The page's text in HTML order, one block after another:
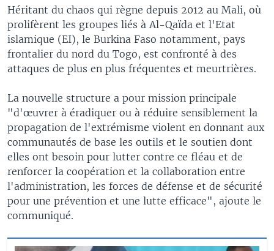
Héritant du chaos qui règne depuis 2012 au Mali, où
prolifèrent les groupes liés à Al-Qaïda et l'Etat
islamique (EI), le Burkina Faso notamment, pays
frontalier du nord du Togo, est confronté à des
attaques de plus en plus fréquentes et meurtrières.
La nouvelle structure a pour mission principale
"d'œuvrer à éradiquer ou à réduire sensiblement la
propagation de l'extrémisme violent en donnant aux
communautés de base les outils et le soutien dont
elles ont besoin pour lutter contre ce fléau et de
renforcer la coopération et la collaboration entre
l'administration, les forces de défense et de sécurité
pour une prévention et une lutte efficace", ajoute le
communiqué.